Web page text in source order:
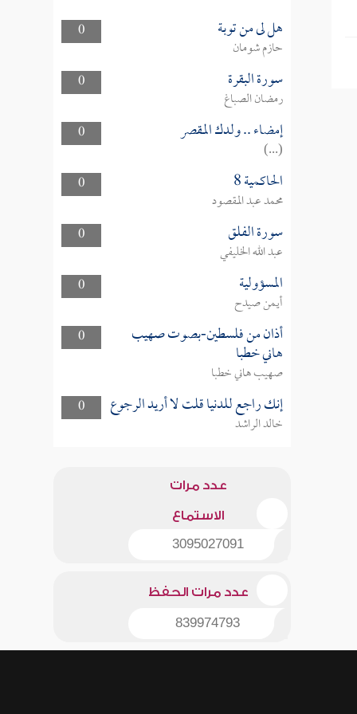
0 هل لى من توبة
حازم شومان
0
سورة البقرة
رمضان الصباغ
0
إمضاء .. ولدك المقصر
(...)
0
الحاكمية 8
محمد عبد المقصود
0
سورة الفلق
عبد الله الخليفي
0
المسؤولية
أيمن صيدح
0
أذان من فلسطين-بصوت صهيب
هاني خطبا
صهيب هاني خطبا
0
إنك راجع للدنيا قلت لا أريد الرجوع
خالد الراشد
عدد مرات
الاستماع
3095027091
عدد مرات الحفظ
839974793